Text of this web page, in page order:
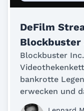
DeFilm
Blockbuster
Blockbuster
bankrotte
erwecken und